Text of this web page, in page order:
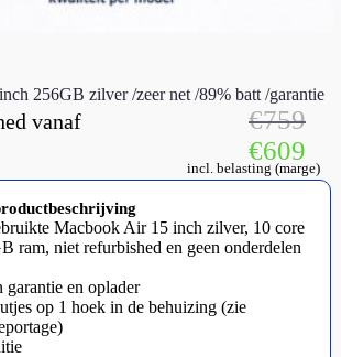
256GB zilver /zeer net /89% batt /garantie
vanaf €759
€609
incl. belasting (marge)
Macbook Air 15 inch zilver, 10 core
ram, niet refurbished en geen onderdelen
garantie en oplader
op 1 hoek in de behuizing (zie